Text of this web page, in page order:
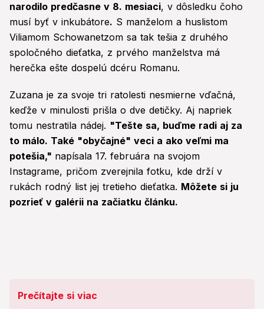
narodilo predčasne v 8. mesiaci, v dôsledku čoho
musí byť v inkubátore. S manželom a huslistom
Viliamom Schowanetzom sa tak tešia z druhého
spoločného dieťatka, z prvého manželstva má
herečka ešte dospelú dcéru Romanu.
Zuzana je za svoje tri ratolesti nesmierne vďačná,
keďže v minulosti prišla o dve detičky. Aj napriek
tomu nestratila nádej. "Tešte sa, buďme radi aj za
to málo. Také "obyčajné" veci a ako veľmi ma
potešia," napísala 17. februára na svojom
Instagrame, pričom zverejnila fotku, kde drží v
rukách rodný list jej tretieho dieťatka. Môžete si ju
pozrieť v galérii na začiatku článku.
Prečítajte si viac